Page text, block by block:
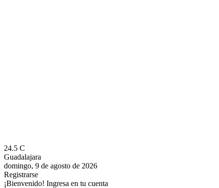
24.5 C
Guadalajara
domingo, 9 de agosto de 2026
Registrarse
¡Bienvenido! Ingresa en tu cuenta